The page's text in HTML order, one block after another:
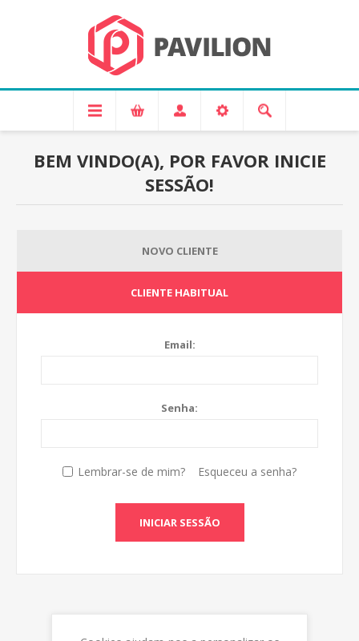
BEM VINDO(A), POR FAVOR INICIE
SESSÃO!
NOVO CLIENTE
CLIENTE HABITUAL
Email:
Senha:
Lembrar-se de mim? Esqueceu a senha?
INICIAR SESSÃO